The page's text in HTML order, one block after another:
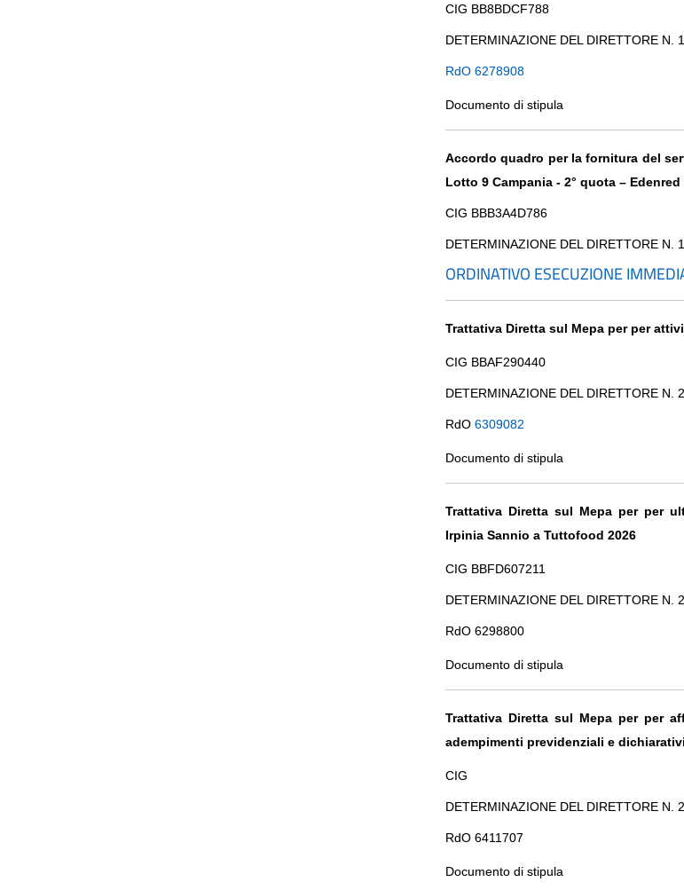
CIG BB8BDCF788
DETERMINAZIONE DEL DIRETTORE N.
RdO 6278908
Documento di stipula
Accordo quadro per la fornitura del
Lotto 9 Campania - 2° quota – Edenred
CIG BBB3A4D786
DETERMINAZIONE DEL DIRETTORE N.
ORDINATIVO ESECUZIONE
Trattativa Diretta sul Mepa per per
CIG BBAF290440
DETERMINAZIONE DEL DIRETTORE N.
RdO 6309082
Documento di stipula
Trattativa Diretta sul Mepa per per
Irpinia Sannio a Tuttofood 2026
CIG BBFD607211
DETERMINAZIONE DEL DIRETTORE N.
RdO 6298800
Documento di stipula
Trattativa Diretta sul Mepa per per
adempimenti previdenziali e
CIG
DETERMINAZIONE DEL DIRETTORE N.
RdO 6411707
Documento di stipula